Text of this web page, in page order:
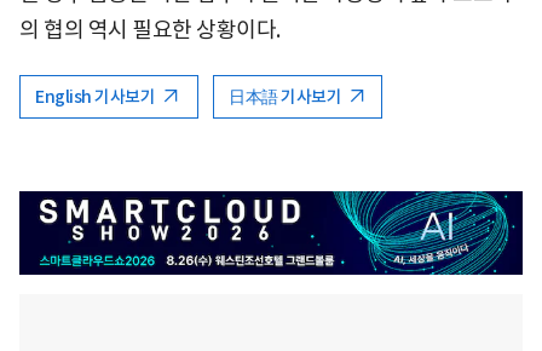
의 협의 역시 필요한 상황이다.
English 기사보기 日本語 기사보기